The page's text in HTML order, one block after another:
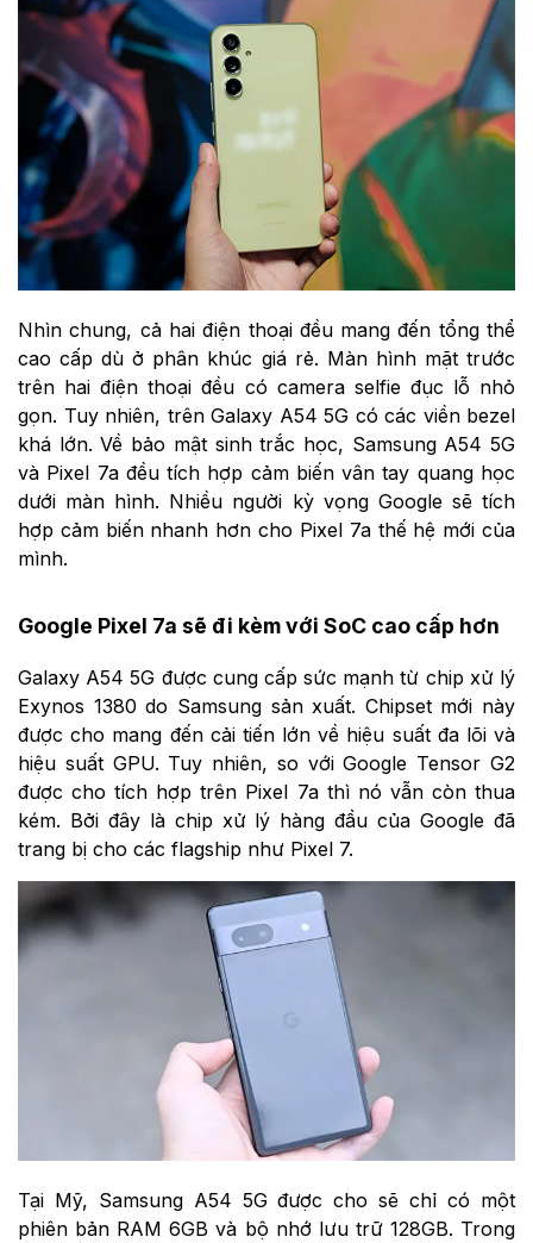
Nhìn chung, cả hai điện thoại đều mang đến tổng thể
cao cấp dù ở phân khúc giá rẻ. Màn hình mặt trước
trên hai điện thoại đều có camera selfie đục lỗ nhỏ
gọn. Tuy nhiên, trên Galaxy A54 5G có các viền bezel
khá lớn. Về bảo mật sinh trắc học, Samsung A54 5G
và Pixel 7a đều tích hợp cảm biến vân tay quang học
dưới màn hình. Nhiều người kỳ vọng Google sẽ tích
hợp cảm biến nhanh hơn cho Pixel 7a thế hệ mới của
mình.
Google Pixel 7a sẽ đi kèm với SoC cao cấp hơn
Galaxy A54 5G được cung cấp sức mạnh từ chip xử lý
Exynos 1380 do Samsung sản xuất. Chipset mới này
được cho mang đến cải tiến lớn về hiệu suất đa lõi và
hiệu suất GPU. Tuy nhiên, so với Google Tensor G2
được cho tích hợp trên Pixel 7a thì nó vẫn còn thua
kém. Bởi đây là chip xử lý hàng đầu của Google đã
trang bị cho các flagship như Pixel 7.
Tại Mỹ, Samsung A54 5G được cho sẽ chỉ có một
phiên bản RAM 6GB và bộ nhớ lưu trữ 128GB. Trong